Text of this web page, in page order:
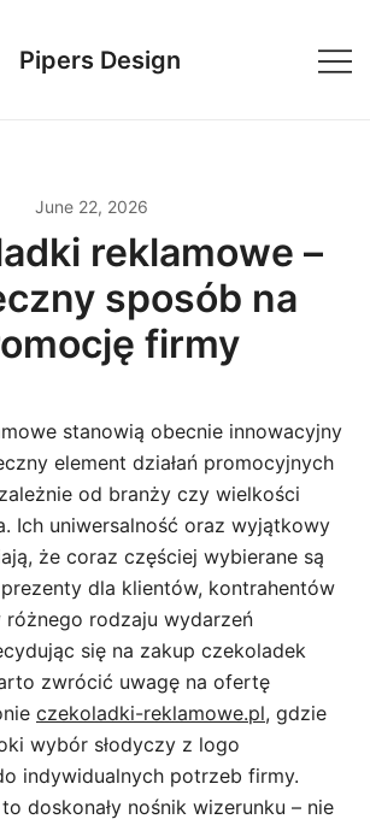
Pipers Design
June 22, 2026
reklamowe –
sposób na
firmy
stanowią obecnie innowacyjny
element działań promocyjnych
od branży czy wielkości
Ich uniwersalność oraz wyjątkowy
że coraz częściej wybierane są
dla klientów, kontrahentów
rodzaju wydarzeń
się na zakup czekoladek
zwrócić uwagę na ofertę
czekoladki-reklamowe.pl, gdzie
wybór słodyczy z logo
indywidualnych potrzeb firmy.
doskonały nośnik wizerunku – nie